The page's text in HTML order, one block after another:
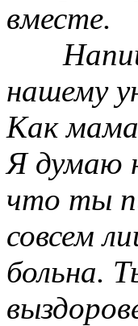
вместе.
нашему
Как мама
Я думаю
что ты
совсем
больна.